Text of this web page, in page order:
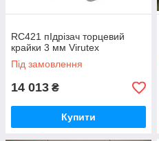
RC421 пІдрізач торцевий
крайки 3 мм Virutex
Під замовлення
14 013 ₴
Купити